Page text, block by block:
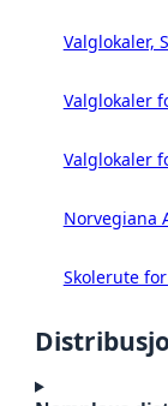
Valglokaler,
Valglokaler
Valglokaler
Norvegiana
Skolerute